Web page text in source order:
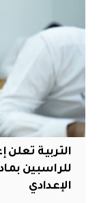
التربية تعلن
للراسبين
الإعدادي